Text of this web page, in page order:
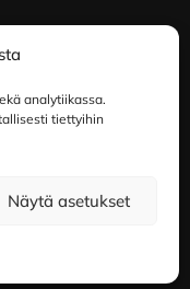
analytiikassa.
tiettyihin
Näytä asetukset